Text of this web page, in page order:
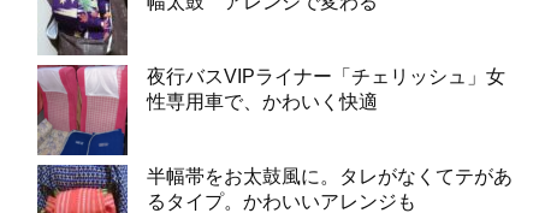
夜行バスVIPライナー「チェリッシュ」女
性専用車で、かわいく快適
半幅帯をお太鼓風に。タレがなくてテがあ
るタイプ。かわいいアレンジも